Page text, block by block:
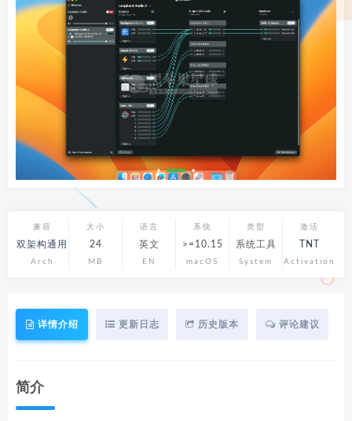
兼容
双架构通用
Arch
大小
24
MB
语言
英文
EN
系统
>=10.15
macOS
类型
系统工具
System
激活
TNT
Activation
详情介绍 更新日志 历史版本 评论建议
简介